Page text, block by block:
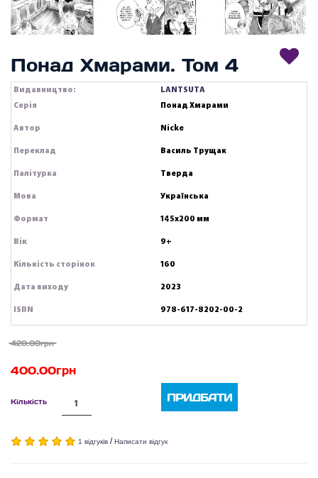
Понад Хмарами. Том 4
Видавництво:
LANTSUTA
Серія
Понад Хмарами
Автор Nicke
Переклад Василь Трущак
Палітурка Тверда
Мова Українська
Формат 145х200 мм
Вік 9+
Кількість сторінок 160
Дата виходу 2023
ISBN 978-617-8202-00-2
420.00грн
400.00грн
Кількість ПРИДБАТИ
1 відгуків /Написати відгук